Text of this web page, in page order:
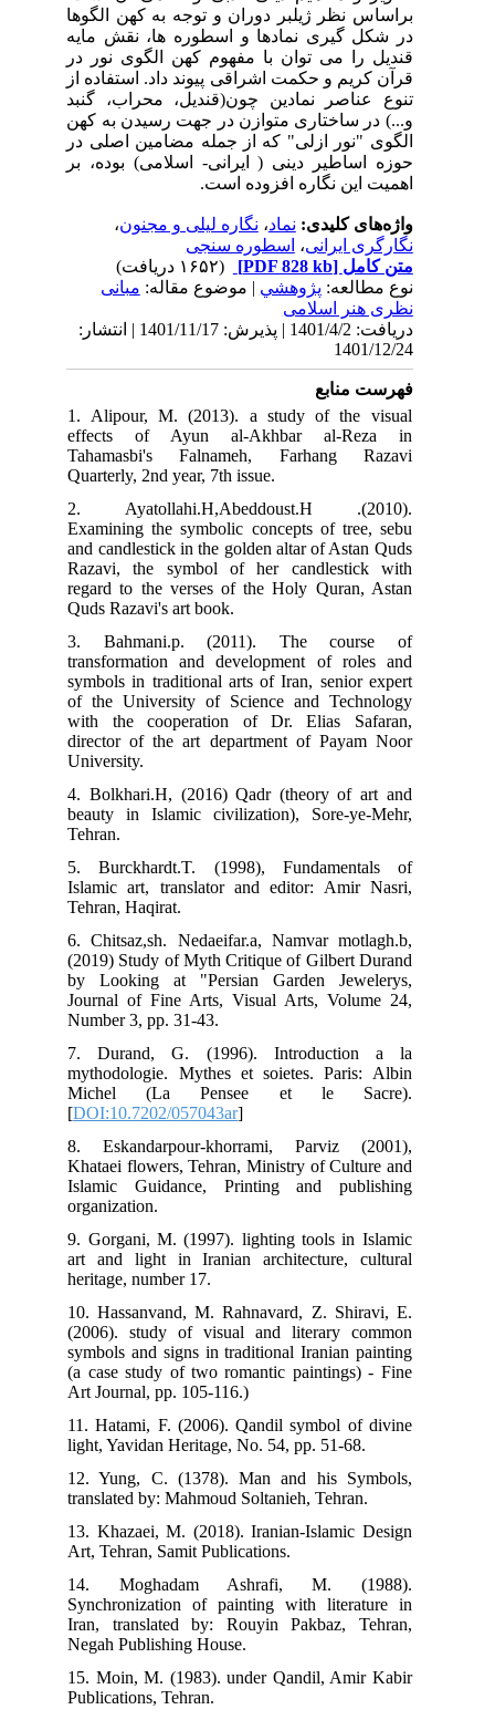
براساس نظر ژیلبر دوران و توجه به کهن الگوها
در شکل گیری نمادها و اسطوره ها، نقش مایه
قندیل را می توان با مفهوم کهن الگوی نور در
قرآن کریم و حکمت اشراقی پیوند داد. استفاده از
تنوع عناصر نمادین چون(قندیل، محراب، گنبد
و...) در ساختاری متوازن در جهت رسیدن به کهن
الگوی "نور ازلی" که از جمله مضامین اصلی در
حوزه اساطیر دینی ( ایرانی- اسلامی) بوده، بر
اهمیت این نگاره افزوده است.
واژه‌های کلیدی:نماد،نگاره لیلی و مجنون ،
نگارگری ایرانی ،اسطوره سنجی
متن کامل[PDF 828 kb]
(۱۶۵۲ دریافت)
نوع مطالعه: پژوهشي | موضوع مقاله:مبانی
نظری هنر اسلامی
دریافت: 1401/4/2 | پذیرش: 1401/11/17 | انتشار:
1401/12/24
فهرست منابع
1. Alipour, M. (2013). a study of the visual
effects of Ayun al-Akhbar al-Reza in
Tahamasbi's Falnameh, Farhang Razavi
Quarterly, 2nd year, 7th issue.
2. Ayatollahi.H,Abeddoust.H .(2010).
Examining the symbolic concepts of tree, sebu
and candlestick in the golden altar of Astan Quds
Razavi, the symbol of her candlestick with
regard to the verses of the Holy Quran, Astan
Quds Razavi's art book.
3. Bahmani.p. (2011). The course of
transformation and development of roles and
symbols in traditional arts of Iran, senior expert
of the University of Science and Technology
with the cooperation of Dr. Elias Safaran,
director of the art department of Payam Noor
University.
4. Bolkhari.H, (2016) Qadr (theory of art and
beauty in Islamic civilization), Sore-ye-Mehr,
5. Burckhardt.T. (1998), Fundamentals of
Islamic art, translator and editor: Amir Nasri,
Tehran, Haqirat.
6. Chitsaz,sh. Nedaeifar.a, Namvar motlagh.b,
(2019) Study of Myth Critique of Gilbert Durand
by Looking at "Persian Garden Jewelerys,
Journal of Fine Arts, Visual Arts, Volume 24,
Number 3, pp. 31-43.
7. Durand, G. (1996). Introduction a la
mythodologie. Mythes et soietes. Paris: Albin
Michel (La Pensee et le Sacre).
[DOI:10.7202/057043ar
8. Eskandarpour-khorrami, Parviz (2001),
Khataei flowers, Tehran, Ministry of Culture and
Islamic Guidance, Printing and publishing
organization.
9. Gorgani, M. (1997). lighting tools in Islamic
art and light in Iranian architecture, cultural
heritage, number 17.
10. Hassanvand, M. Rahnavard, Z. Shiravi, E.
(2006). study of visual and literary common
symbols and signs in traditional Iranian painting
(a case study of two romantic paintings) - Fine
Art Journal, pp. 105-116.)
11. Hatami, F. (2006). Qandil symbol of divine
light, Yavidan Heritage, No. 54, pp. 51-68.
12. Yung, C. (1378). Man and his Symbols,
translated by: Mahmoud Soltanieh, Tehran.
13. Khazaei, M. (2018). Iranian-Islamic Design
Art, Tehran, Samit Publications.
14. Moghadam Ashrafi, M. (1988).
Synchronization of painting with literature in
Iran, translated by: Rouyin Pakbaz, Tehran,
Negah Publishing House.
15. Moin, M. (1983). under Qandil, Amir Kabir
Publications, Tehran.